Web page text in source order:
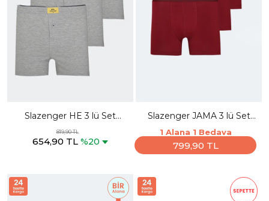
Slazenger HE 3 lü Set
Erkek Gri Boxer
819,90 TL
654,90 TL %20
Slazenger JAMA 3 lü Set
Erkek Bordo Boxer
1 Alana 1 Bedava
799,90 TL